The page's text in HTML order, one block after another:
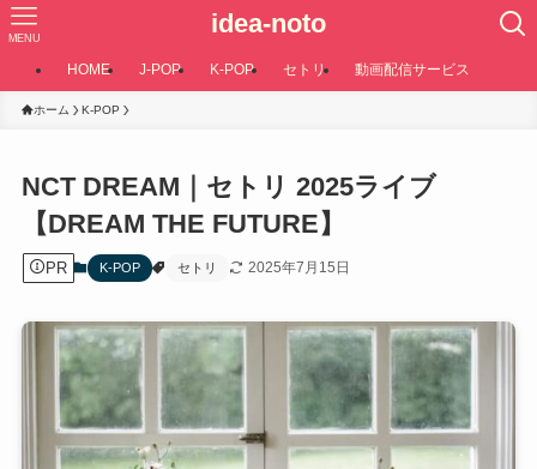
idea-noto
MENU
HOME J-POP K-POP セトリ 動画配信サービス
ホーム K-POP
NCT DREAM｜セトリ 2025ライブ
【DREAM THE FUTURE】
PR K-POP セトリ 2025年7月15日